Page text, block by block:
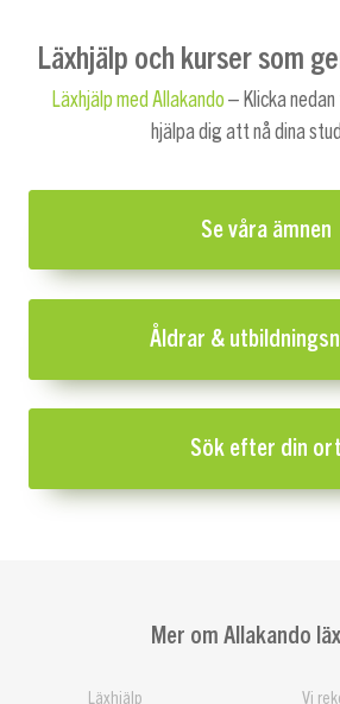
Läxhjälp och kurser som
Läxhjälp med Allakando – Klicka
hjälpa dig att nå dina
Se våra ämnen
Åldrar &
Sök efter din ort
Mer om Allakando
Läxhjälp
Vi